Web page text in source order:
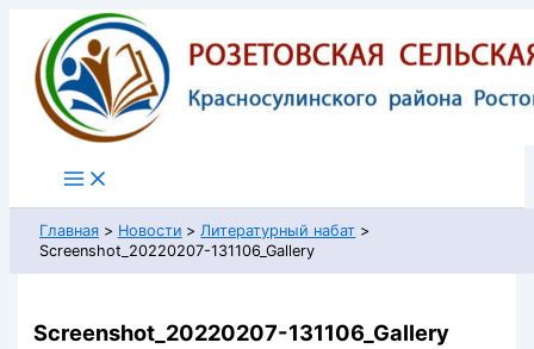
Перейти
содержимому
Главная Новости
Литературный набат
Screenshot_20220207-131106_Gallery
Screenshot_20220207-131106_Gallery